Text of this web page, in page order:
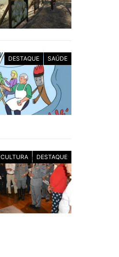
DESTAQUE SAÚDE
CULTURA DESTAQUE